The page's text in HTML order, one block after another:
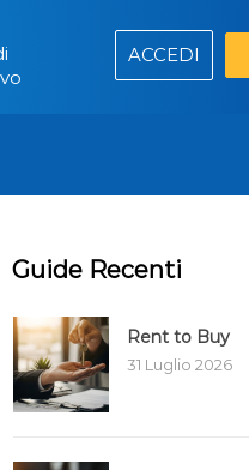
ACCEDI
Guide Recenti
Rent to Buy
31 Luglio 2026